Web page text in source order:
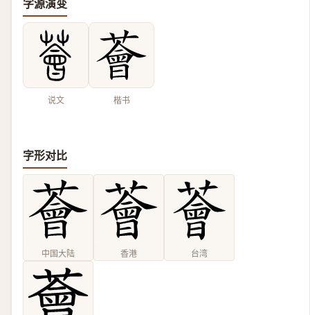
字源演变
说文 楷书
字形对比
中国大陆 香港 台湾